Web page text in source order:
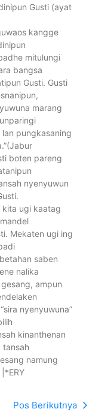
Gusti (ayat
kangge
mitulungi
bangsa
Gusti. Gusti
marang
pungkasaning
boten pareng
nyenyuwun
kita ugi kaatag
Mekaten ugi ing
saben
nalika
ampun
nyenyuwuna”
kinanthenan
tansah
namung
Pos Berikutnya